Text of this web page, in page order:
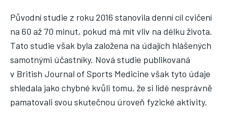
JÓGA
Původní studie z roku 2016 stanovila denní cíl cvičení
na 60 až 70 minut, pokud má mít vliv na délku života.
Tato studie však byla založena na údajích hlášených
samotnými účastníky. Nová studie publikovaná
v British Journal of Sports Medicine však tyto údaje
shledala jako chybné kvůli tomu, že si lidé nesprávně
pamatovali svou skutečnou úroveň fyzické aktivity.